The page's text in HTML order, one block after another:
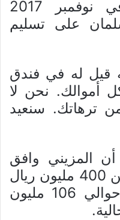
فندق ريتز كارلتون في نوفمبر 2017
على تسليم
قيل له في فندق
أموالك. نحن لا
ترهاتك. سنعيد
المزيني وافق
أخيرًا على تسليم أكثر من 400 مليون ريال
سعودي، أي ما يعادل حوالي 106 مليون